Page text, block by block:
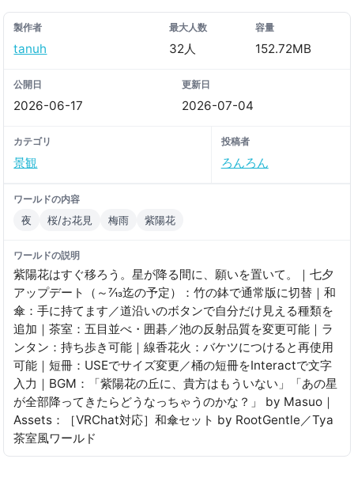
製作者
tanuh
最大人数
32人
容量
152.72MB
公開日
2026-06-17
更新日
2026-07-04
カテゴリ
景観
投稿者
ろんろん
ワールドの内容
夜 桜/お花見 梅雨 紫陽花
ワールドの説明
紫陽花はすぐ移ろう。星が降る間に、願いを置いて。｜七夕
アップデート（～7⁄13迄の予定）：竹の鉢で通常版に切替｜和
傘：手に持てます／道沿いのボタンで自分だけ見える種類を
追加｜茶室：五目並べ・囲碁／池の反射品質を変更可能｜ラ
ンタン：持ち歩き可能｜線香花火：バケツにつけると再使用
可能｜短冊：USEでサイズ変更／桶の短冊をInteractで文字
入力｜BGM：「紫陽花の丘に、貴方はもういない」「あの星
が全部降ってきたらどうなっちゃうのかな？」 by Masuo｜
Assets：［VRChat対応］和傘セット by RootGentle／Tya
茶室風ワールド